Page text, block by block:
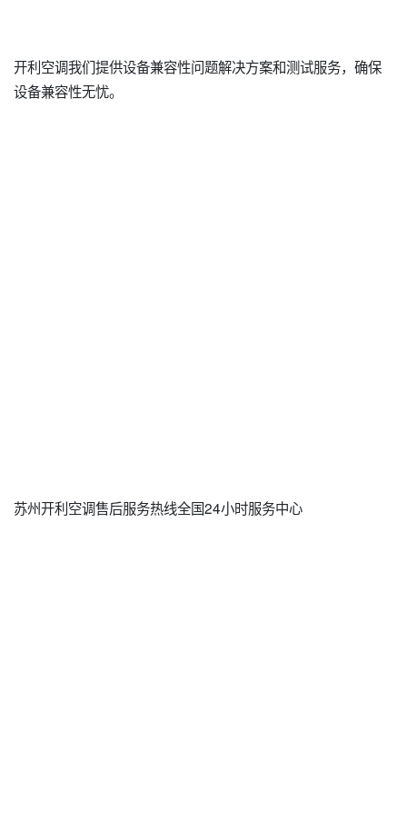
开利空调我们提供设备兼容性问题解决方案和测试服务，确保
设备兼容性无忧。
苏州开利空调售后服务热线全国24小时服务中心